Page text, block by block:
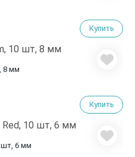
Купить
8 мм
Купить
шт, 6 мм